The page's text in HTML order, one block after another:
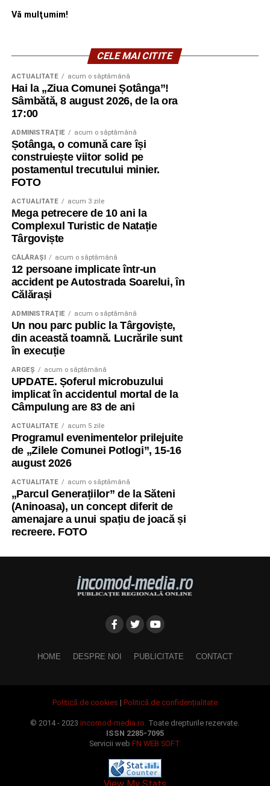
Vă mulţumim!
CELE MAI CITITE
ACTUALITATE acum o săptămână
Hai la „Ziua Comunei Șotânga”!
Sâmbătă, 8 august 2026, de la ora
17:00
ADMINISTRAŢIE acum o săptămână
Șotânga, o comună care își
construiește viitor solid pe
postamentul trecutului minier.
FOTO
ACTUALITATE acum 3 zile
Mega petrecere de 10 ani la
Complexul Turistic de Natație
Târgoviște
CĂLĂRAŞI acum o săptămână
12 persoane implicate într-un
accident pe Autostrada Soarelui, în
Călărași
ADMINISTRAŢIE acum o săptămână
Un nou parc public la Târgoviște,
din această toamnă. Lucrările sunt
în execuție
ARGEȘ acum o săptămână
UPDATE. Șoferul microbuzului
implicat în accidentul mortal de la
Câmpulung are 83 de ani
ACTUALITATE acum 5 zile
Programul evenimentelor prilejuite
de „Zilele Comunei Potlogi”, 15-16
august 2026
ACTUALITATE acum o săptămână
„Parcul Generațiilor” de la Săteni
(Aninoasa), un concept diferit de
amenajare a unui spațiu de joacă și
recreere. FOTO
HOME DESPRE NOI PUBLICITATE CONTACT
Politică de cookies | Politică de confidențialitate
© 2014 - 2023incomod-media.ro. Toate drepturile rezervate.
ISSN 2285-7095
Servicii webFN WEB SOFT